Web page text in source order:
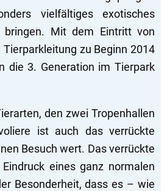
vielfältiges exotisches
bringen. Mit dem Eintritt von
zu Beginn 2014
die 3. Generation im Tierpark
den zwei Tropenhallen
ist auch das verrückte
Besuch wert. Das verrückte
eines ganz normalen
Besonderheit, dass es – wie